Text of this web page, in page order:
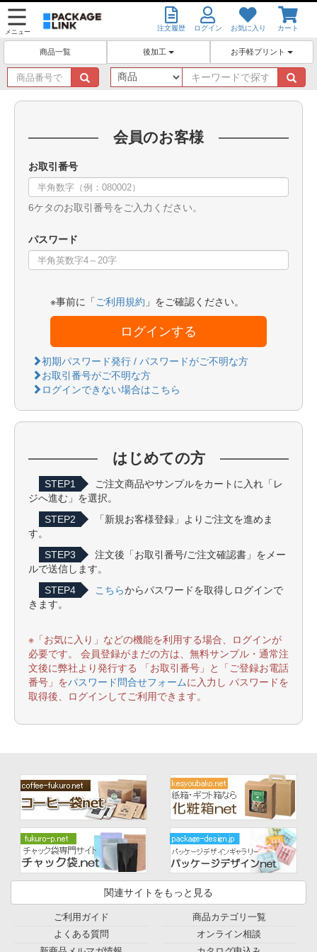
メニュー 注文履歴 ログイン お気に入り カート
商品一覧 後加工 お手軽プリント
商
品
番
キ
ー
ワ
会員のお客様
お取引番号
6ケタのお取引番号をご入力ください。
パスワード
※事前に「 ご利用規約 」をご確認ください。
ログインする
初期パスワード発行 / パスワードがご不明な方
お取引番号がご不明な方
ログインできない場合はこちら
はじめての方
STEP1
ご注文商品やサンプルをカートに入れ「レ
ジへ進む」を選択。
STEP2
「新規お客様登録」よりご注文を進めま
す。
STEP3
注文後「お取引番号/ご注文確認書」をメー
ルで送信します。
STEP4
こちらからパスワードを取得しログインで
きます。
※「お気に入り」などの機能を利用する場合、ログインが
必要です。 会員登録がまだの方は、無料サンプル・通常注
文後に弊社より発行する 「お取引番号」と「ご登録お電話
番号」をパスワード問合せフォームに入力し パスワードを
取得後、ログインしてご利用できます。
関連サイトをもっと見る
ご利用ガイド
よくある質問
商品カテゴリ一覧
オンライン相談